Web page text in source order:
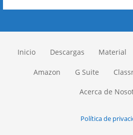
Inicio Descargas Material
Amazon G Suite
Acerca de
Política de